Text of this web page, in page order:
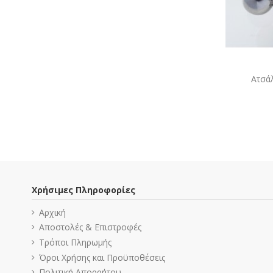
Χρήσιμες Πληροφορίες
Αρχική
Αποστολές & Επιστροφές
Τρόποι Πληρωμής
Όροι Χρήσης και Προϋποθέσεις